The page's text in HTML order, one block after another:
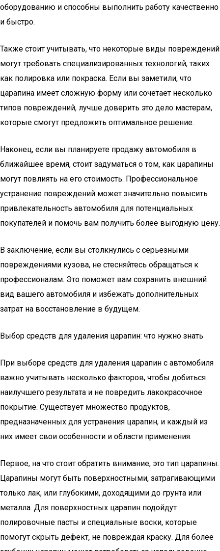
оборудованию и способны выполнить работу качественно
и быстро.
Также стоит учитывать, что некоторые виды повреждений
могут требовать специализированных технологий, таких
как полировка или покраска. Если вы заметили, что
царапина имеет сложную форму или сочетает несколько
типов повреждений, лучше доверить это дело мастерам,
которые смогут предложить оптимальное решение.
Наконец, если вы планируете продажу автомобиля в
ближайшее время, стоит задуматься о том, как царапины
могут повлиять на его стоимость. Профессиональное
устранение повреждений может значительно повысить
привлекательность автомобиля для потенциальных
покупателей и помочь вам получить более выгодную цену.
В заключение, если вы столкнулись с серьезными
повреждениями кузова, не стесняйтесь обращаться к
профессионалам. Это поможет вам сохранить внешний
вид вашего автомобиля и избежать дополнительных
затрат на восстановление в будущем.
Выбор средств для удаления царапин: что нужно знать
При выборе средств для удаления царапин с автомобиля
важно учитывать несколько факторов, чтобы добиться
наилучшего результата и не повредить лакокрасочное
покрытие. Существует множество продуктов,
предназначенных для устранения царапин, и каждый из
них имеет свои особенности и области применения.
Первое, на что стоит обратить внимание, это тип царапины.
Царапины могут быть поверхностными, затрагивающими
только лак, или глубокими, доходящими до грунта или
металла. Для поверхностных царапин подойдут
полировочные пасты и специальные воски, которые
помогут скрыть дефект, не повреждая краску. Для более